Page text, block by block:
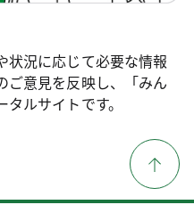
状況に応じて必要な情報
ご意見を反映し、「みん
ルサイトです。